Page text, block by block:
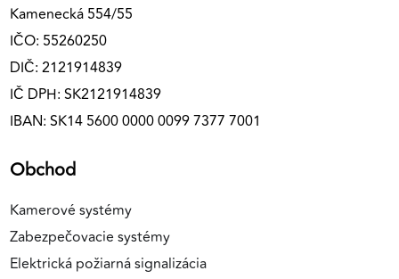
Kamenecká 554/55
IČO: 55260250
DIČ: 2121914839
IČ DPH: SK2121914839
IBAN: SK14 5600 0000 0099 7377 7001
Obchod
Kamerové systémy
Zabezpečovacie systémy
Elektrická požiarná signalizácia